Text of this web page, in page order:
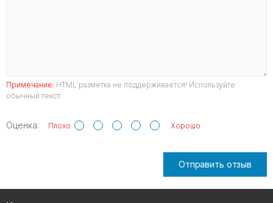
Примечание: HTML разметка не поддерживается! Используйте
обычный текст.
Оценка: Плохо Хорошо
Отправить отзыв